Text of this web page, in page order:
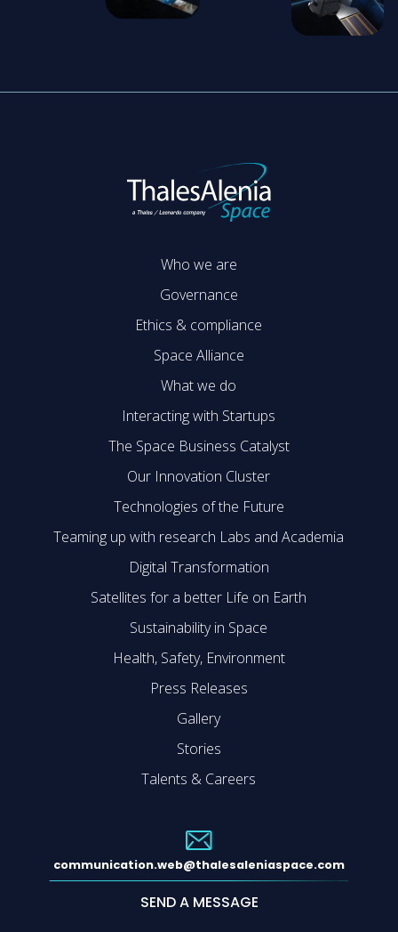
Who we are
Governance
Ethics & compliance
Space Alliance
What we do
Interacting with Startups
The Space Business Catalyst
Our Innovation Cluster
Technologies of the Future
Teaming up with research Labs and Academia
Digital Transformation
Satellites for a better Life on Earth
Sustainability in Space
Health, Safety, Environment
Press Releases
Gallery
Stories
Talents & Careers
communication.web@thalesaleniaspace.com
SEND A MESSAGE